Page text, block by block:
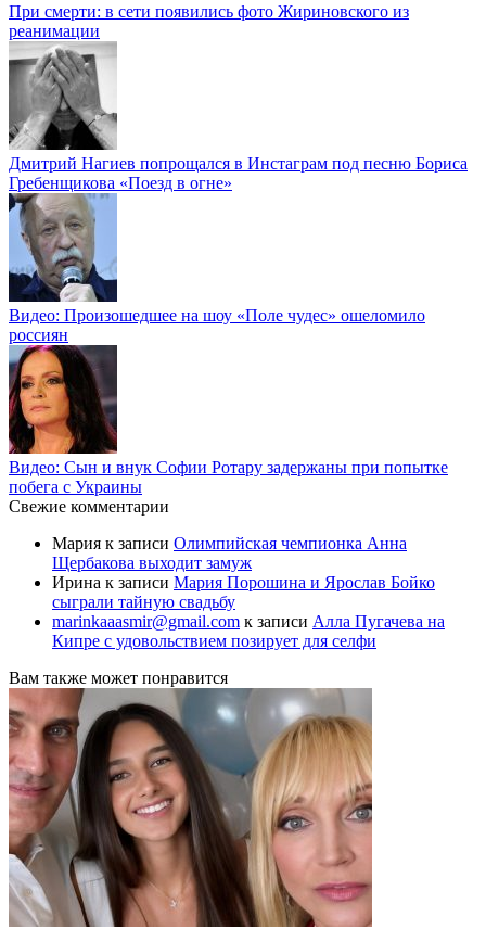
При смерти: в сети появились фото Жириновского из
реанимации
Дмитрий Нагиев попрощался в Инстаграм под песню Бориса
Гребенщикова «Поезд в огне»
Видео: Произошедшее на шоу «Поле чудес» ошеломило
россиян
Видео: Сын и внук Софии Ротару задержаны при попытке
побега с Украины
Свежие комментарии
Мария к записи Олимпийская чемпионка Анна
Щербакова выходит замуж
Ирина к записи Мария Порошина и Ярослав Бойко
сыграли тайную свадьбу
marinkaaasmir@gmail.com к записи Алла Пугачева на
Кипре с удовольствием позирует для селфи
Вам также может понравится